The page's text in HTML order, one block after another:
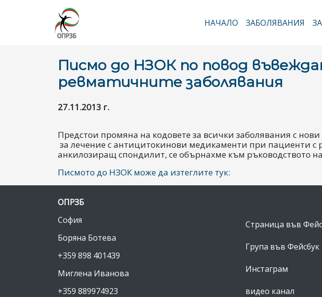
Основна
НАЧАЛО ЗАБОЛЯВАНИЯ
Писмо до НЗОК по повод
ревматичните заболявания
27.11.2013 г.
Предстои промяна на кодовете за всички заболявания с
за лечение с антицитокинови медикаменти при пациенти
анкилозиращ спондилит, се обърнахме към ръководството
Писмото до НЗОК може да изтеглите тук:
ОПРЗБ
София
Боряна Ботева
+359 898 401439
Миглена Иванова
+359 889974923
Страница във
Група във Фейсбук
Инстаграм
видео канал